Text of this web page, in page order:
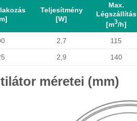
2,7 115
2,9 140
Teljesítmény
[W]
Max.
Légszállítás
[m3/h]
méretei (mm)